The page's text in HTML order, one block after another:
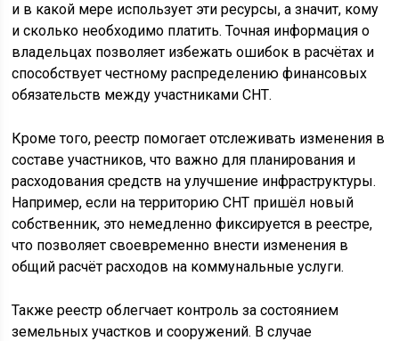
и в какой мере использует эти ресурсы, а значит, кому
и сколько необходимо платить. Точная информация о
владельцах позволяет избежать ошибок в расчётах и
способствует честному распределению финансовых
обязательств между участниками СНТ.
Кроме того, реестр помогает отслеживать изменения в
составе участников, что важно для планирования и
расходования средств на улучшение инфраструктуры.
Например, если на территорию СНТ пришёл новый
собственник, это немедленно фиксируется в реестре,
что позволяет своевременно внести изменения в
общий расчёт расходов на коммунальные услуги.
Также реестр облегчает контроль за состоянием
земельных участков и сооружений. В случае